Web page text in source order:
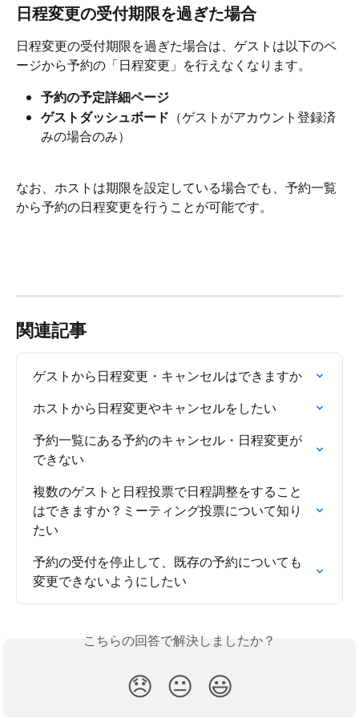
日程変更の受付期限を過ぎた場合
日程変更の受付期限を過ぎた場合は、ゲストは以下のペ
ージから予約の「日程変更」を行えなくなります。
予約の予定詳細ページ
ゲストダッシュボード （ゲストがアカウント登録済
みの場合のみ）
なお、ホストは期限を設定している場合でも、予約一覧
から予約の日程変更を行うことが可能です。
関連記事
ゲストから日程変更・キャンセルはできますか
ホストから日程変更やキャンセルをしたい
予約一覧にある予約のキャンセル・日程変更が
できない
複数のゲストと日程投票で日程調整をすること
はできますか？ミーティング投票について知り
たい
予約の受付を停止して、既存の予約についても
変更できないようにしたい
こちらの回答で解決しましたか？
😞 😐 😃